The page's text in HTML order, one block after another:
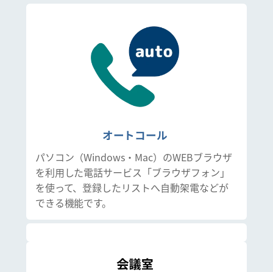
オートコール
パソコン（Windows・Mac）のWEBブラウザ
を利用した電話サービス「ブラウザフォン」
を使って、登録したリストへ自動架電などが
できる機能です。